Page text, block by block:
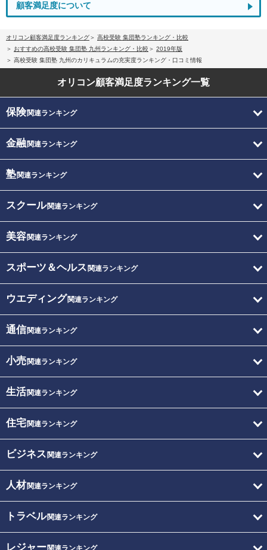
顧客満足度について
オリコン顧客満足度ランキング
高校受験 集団塾ランキング・比較
おすすめの高校受験 集団塾 九州ランキング・比較
2019年版
高校受験 集団塾 九州のカリキュラムの充実度ランキング・口コミ情報
オリコン顧客満足度ランキング一覧
保険関連ランキング
金融関連ランキング
塾関連ランキング
スクール関連ランキング
美容関連ランキング
スポーツ＆ヘルス 関連ランキング
ウエディング関連ランキング
通信関連ランキング
小売関連ランキング
生活関連ランキング
住宅関連ランキング
ビジネス 関連ランキング
人材関連ランキング
トラベル関連ランキング
レジャー